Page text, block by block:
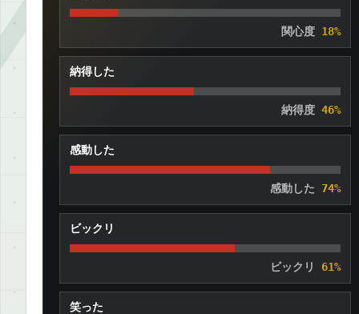
関心度 18%
納得した
納得度 46%
感動した
感動した 74%
ビックリ
ビックリ 61%
笑った